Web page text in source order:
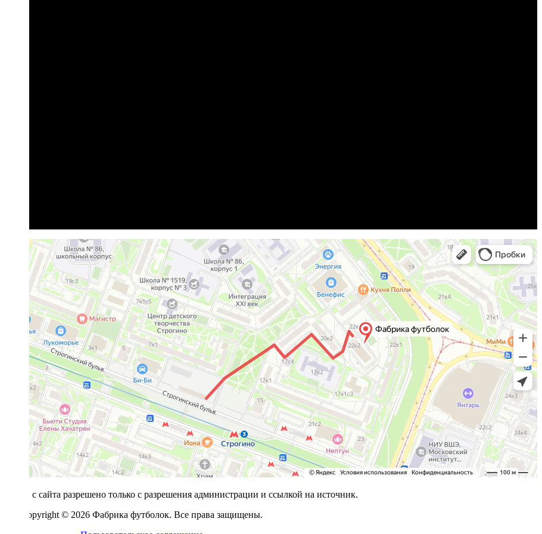
с сайта разрешено только с разрешения администрации и ссылкой на источник.
Copyright © 2026 Фабрика футболок. Все права защищены.